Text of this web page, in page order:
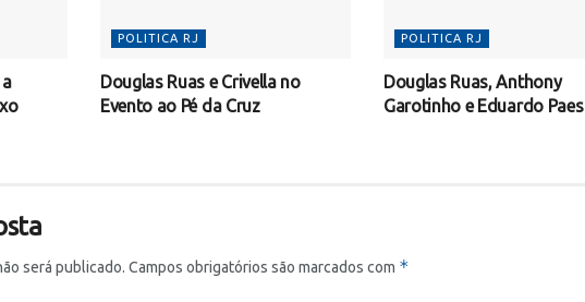
POLITICA RJ
Douglas Ruas e Crivella no
Evento ao Pé da Cruz
POLITICA RJ
Douglas Ruas, Anthony
Garotinho e Eduardo Paes
será publicado. Campos obrigatórios são marcados com *